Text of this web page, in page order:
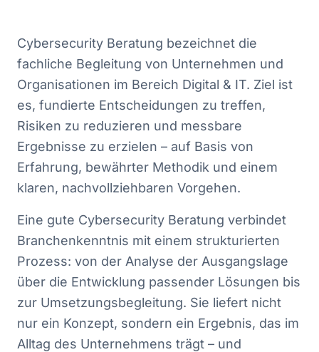
Cybersecurity Beratung bezeichnet die
fachliche Begleitung von Unternehmen und
Organisationen im Bereich Digital & IT. Ziel ist
es, fundierte Entscheidungen zu treffen,
Risiken zu reduzieren und messbare
Ergebnisse zu erzielen – auf Basis von
Erfahrung, bewährter Methodik und einem
klaren, nachvollziehbaren Vorgehen.
Eine gute Cybersecurity Beratung verbindet
Branchenkenntnis mit einem strukturierten
Prozess: von der Analyse der Ausgangslage
über die Entwicklung passender Lösungen bis
zur Umsetzungsbegleitung. Sie liefert nicht
nur ein Konzept, sondern ein Ergebnis, das im
Alltag des Unternehmens trägt – und